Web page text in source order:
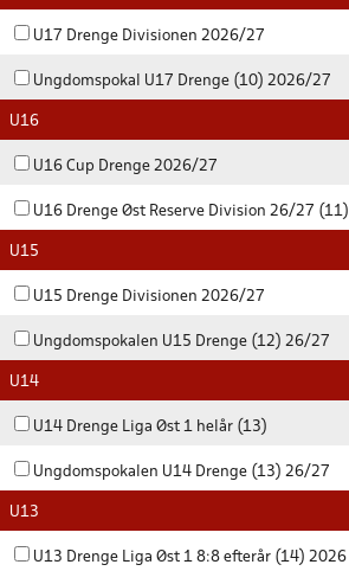
U17 Drenge Divisionen 2026/27
Ungdomspokal U17 Drenge (10) 2026/27
U16
U16 Cup Drenge 2026/27
U16 Drenge Øst Reserve Division 26/27 (11)
U15
U15 Drenge Divisionen 2026/27
Ungdomspokalen U15 Drenge (12) 26/27
U14
U14 Drenge Liga Øst 1 helår (13)
Ungdomspokalen U14 Drenge (13) 26/27
U13
U13 Drenge Liga Øst 1 8:8 efterår (14) 2026